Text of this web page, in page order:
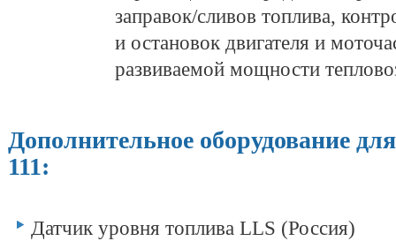
заправок/сливов топлива,
и остановок двигателя и
развиваемой мощности
Дополнительное оборудование
111:
Датчик уровня топлива LLS (Россия)